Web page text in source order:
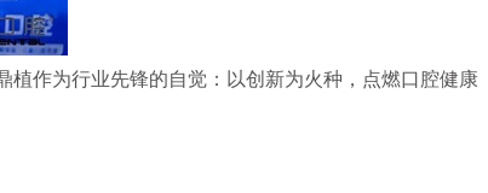
作为行业先锋的自觉：以创新为火种，点燃口腔健康